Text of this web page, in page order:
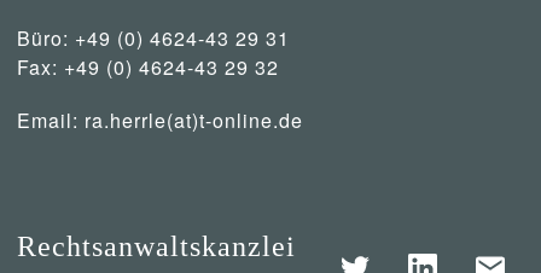
Büro: +49 (0) 4624-43 29 31
Fax: +49 (0) 4624-43 29 32
Email: ra.herrle(at)t-online.de
Rechtsanwaltskanzlei